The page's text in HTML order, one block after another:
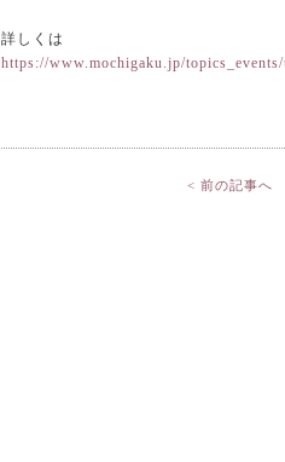
詳しくは
https://www.mochigaku.jp/
< 前の記事へ